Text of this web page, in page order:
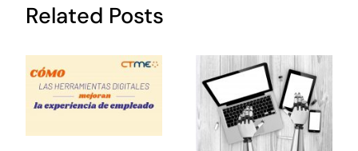
Related Posts